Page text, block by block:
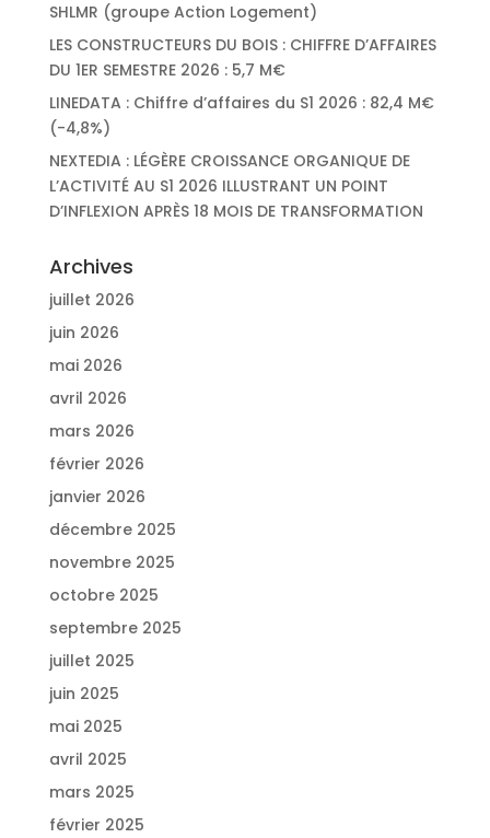
SHLMR (groupe Action Logement)
LES CONSTRUCTEURS DU BOIS : CHIFFRE D’AFFAIRES
DU 1ER SEMESTRE 2026 : 5,7 M€
LINEDATA : Chiffre d’affaires du S1 2026 : 82,4 M€
(-4,8%)
NEXTEDIA : LÉGÈRE CROISSANCE ORGANIQUE DE
L’ACTIVITÉ AU S1 2026 ILLUSTRANT UN POINT
D’INFLEXION APRÈS 18 MOIS DE TRANSFORMATION
Archives
juillet 2026
juin 2026
mai 2026
avril 2026
mars 2026
février 2026
janvier 2026
décembre 2025
novembre 2025
octobre 2025
septembre 2025
juillet 2025
juin 2025
mai 2025
avril 2025
mars 2025
février 2025